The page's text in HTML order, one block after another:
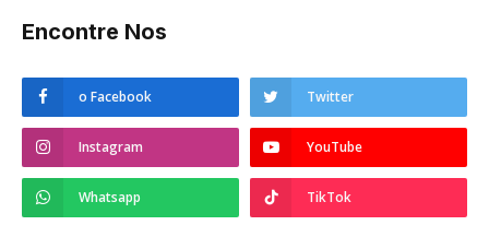
Encontre Nos
o Facebook Twitter
Instagram YouTube
Whatsapp TikTok